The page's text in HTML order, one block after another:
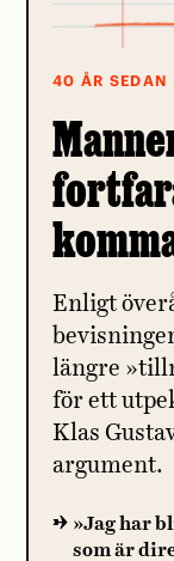
40 ÅR SEDAN
Enligt
längre
för ett
Klas
argument.
»Jag har
som är